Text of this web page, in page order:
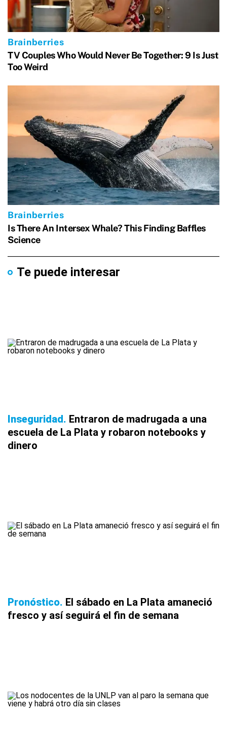
Te puede interesar
Inseguridad Entraron de madrugada a una
escuela de La Plata y robaron notebooks y
dinero
Pronóstico El sábado en La Plata amaneció
fresco y así seguirá el fin de semana